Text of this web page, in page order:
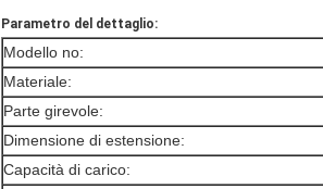
Parametro del dettaglio:
Modello no:
Materiale:
Parte girevole:
Dimensione di estensione:
Capacità di carico: